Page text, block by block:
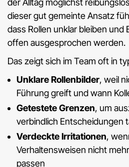
dieser gut gemeinte Ansatz
dass Rollen unklar bleiben
offen ausgesprochen werden.
Das zeigt sich im Team oft in
Unklare Rollenbilder, weil
Führung greift und wann
Getestete Grenzen, um
verbindlich Entscheidungen
Verdeckte Irritationen,
Verhaltensweisen nicht
passen